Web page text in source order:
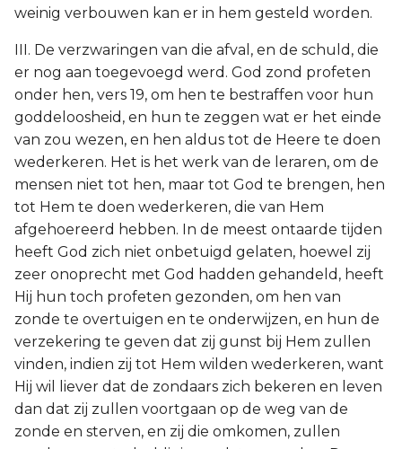
weinig verbouwen kan er in hem gesteld worden.
III. De verzwaringen van die afval, en de schuld, die
er nog aan toegevoegd werd. God zond profeten
onder hen, vers 19, om hen te bestraffen voor hun
goddeloosheid, en hun te zeggen wat er het einde
van zou wezen, en hen aldus tot de Heere te doen
wederkeren. Het is het werk van de leraren, om de
mensen niet tot hen, maar tot God te brengen, hen
tot Hem te doen wederkeren, die van Hem
afgehoereerd hebben. In de meest ontaarde tijden
heeft God zich niet onbetuigd gelaten, hoewel zij
zeer onoprecht met God hadden gehandeld, heeft
Hij hun toch profeten gezonden, om hen van
zonde te overtuigen en te onderwijzen, en hun de
verzekering te geven dat zij gunst bij Hem zullen
vinden, indien zij tot Hem wilden wederkeren, want
Hij wil liever dat de zondaars zich bekeren en leven
dan dat zij zullen voortgaan op de weg van de
zonde en sterven, en zij die omkomen, zullen